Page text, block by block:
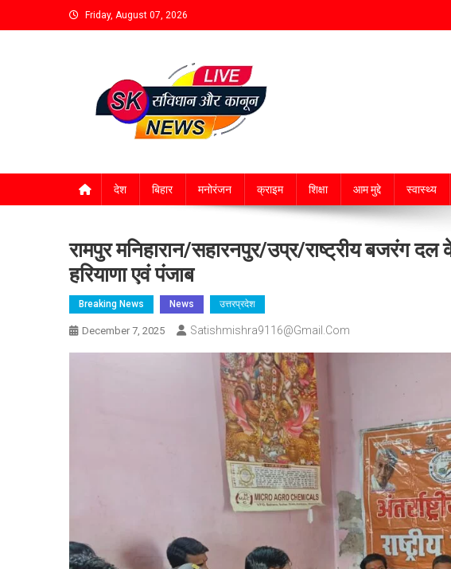
Friday, August 07, 2026
देश बिहार मनोरंजन क्राइम शिक्षा आम मुद्दे स्वास्थ्य
रामपुर मनिहारान/सहारनपुर/उप्र/राष्ट्रीय बजरंग दल
हरियाणा एवं पंजाब
Breaking News News उत्तरप्रदेश
December 7, 2025 Satishmishra9116@gmail.com